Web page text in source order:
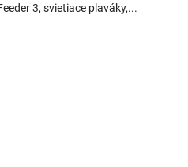
3, svietiace plaváky,...